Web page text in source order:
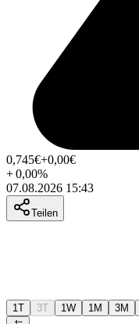
0,745€+0,00€
+0,00%
07.08.2026 15:43
Teilen
1T 3T 1W 1M 3M